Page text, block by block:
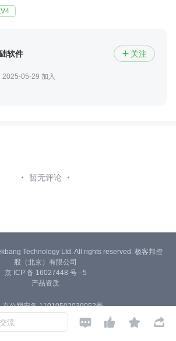
软件  关注
2025-05-29 加入
暂无评论
流    
Technology Ltd. All rights reserved. 极客邦控
股（北京）有限公司
京 ICP 备 16027448 号 - 5
产品资质
京公网安备 11010502039052号